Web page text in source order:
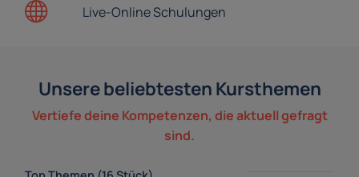
Live-OnlineSchulungen
Unsere beliebtesten Kursthemen
Vertiefe deine Kompetenzen, die aktuell gefragt
sind.